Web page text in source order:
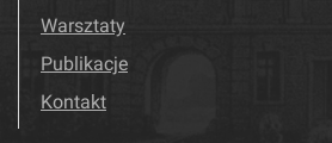
Warsztaty
Publikacje
Kontakt